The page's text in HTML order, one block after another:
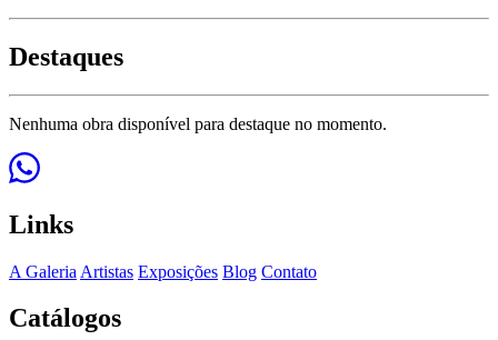
Destaques
Nenhuma obra disponível para destaque no momento.
Links
A Galeria Artistas Exposições Blog Contato
Catálogos